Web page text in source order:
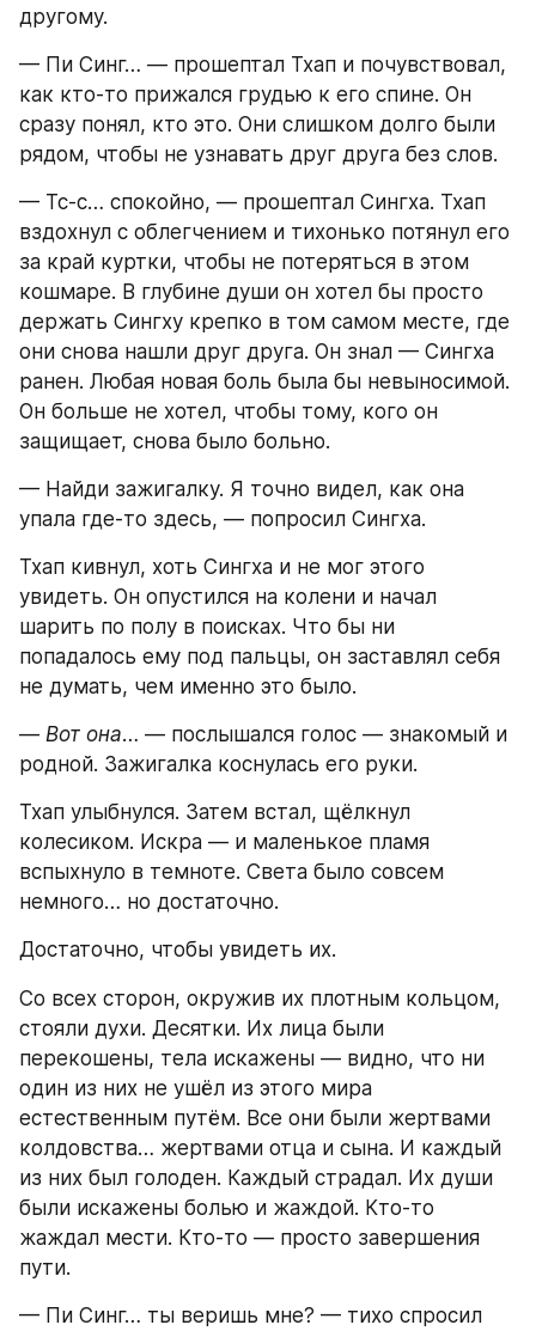
другому.
— Пи Синг… — прошептал Тхап и почувствовал,
как кто-то прижался грудью к его спине. Он
сразу понял, кто это. Они слишком долго были
рядом, чтобы не узнавать друг друга без слов.
— Тс-с… спокойно, — прошептал Сингха. Тхап
вздохнул с облегчением и тихонько потянул его
за край куртки, чтобы не потеряться в этом
кошмаре. В глубине души он хотел бы просто
держать Сингху крепко в том самом месте, где
они снова нашли друг друга. Он знал — Сингха
ранен. Любая новая боль была бы невыносимой.
Он больше не хотел, чтобы тому, кого он
защищает, снова было больно.
— Найди зажигалку. Я точно видел, как она
упала где-то здесь, — попросил Сингха.
Тхап кивнул, хоть Сингха и не мог этого
увидеть. Он опустился на колени и начал
шарить по полу в поисках. Что бы ни
попадалось ему под пальцы, он заставлял себя
не думать, чем именно это было.
— Вот она… — послышался голос — знакомый и
родной. Зажигалка коснулась его руки.
Тхап улыбнулся. Затем встал, щёлкнул
колесиком. Искра — и маленькое пламя
вспыхнуло в темноте. Света было совсем
немного… но достаточно.
Достаточно, чтобы увидеть их.
Со всех сторон, окружив их плотным кольцом,
стояли духи. Десятки. Их лица были
перекошены, тела искажены — видно, что ни
один из них не ушёл из этого мира
естественным путём. Все они были жертвами
колдовства… жертвами отца и сына. И каждый
из них был голоден. Каждый страдал. Их души
были искажены болью и жаждой. Кто-то
жаждал мести. Кто-то — просто завершения
пути.
— Пи Синг… ты веришь мне? — тихо спросил